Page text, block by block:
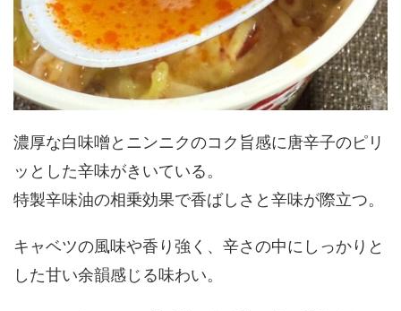
濃厚な白味噌とニンニクのコク旨感に唐辛子のピリ
ッとした辛味がきいている。
特製辛味油の相乗効果で香ばしさと辛味が際立つ。
キャベツの風味や香り強く、辛さの中にしっかりと
した甘い余韻感じる味わい。